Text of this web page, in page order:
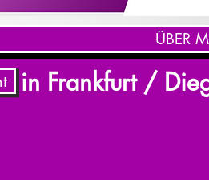
in Frankfurt /
ÜBER